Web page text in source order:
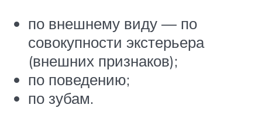
по внешнему виду — по
совокупности экстерьера
(внешних признаков);
по поведению;
по зубам.